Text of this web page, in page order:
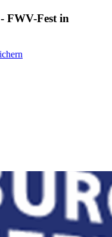
FWV-Fest in